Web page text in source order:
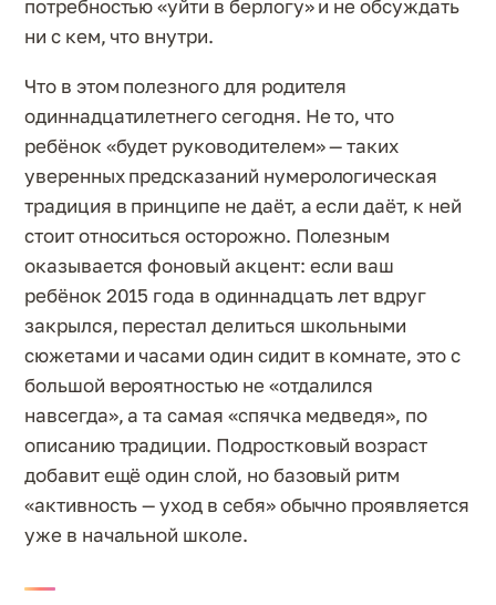
потребностью «уйти в берлогу» и не обсуждать
ни с кем, что внутри.
Что в этом полезного для родителя
одиннадцатилетнего сегодня. Не то, что
ребёнок «будет руководителем» — таких
уверенных предсказаний нумерологическая
традиция в принципе не даёт, а если даёт, к ней
стоит относиться осторожно. Полезным
оказывается фоновый акцент: если ваш
ребёнок 2015 года в одиннадцать лет вдруг
закрылся, перестал делиться школьными
сюжетами и часами один сидит в комнате, это с
большой вероятностью не «отдалился
навсегда», а та самая «спячка медведя», по
описанию традиции. Подростковый возраст
добавит ещё один слой, но базовый ритм
«активность — уход в себя» обычно проявляется
уже в начальной школе.